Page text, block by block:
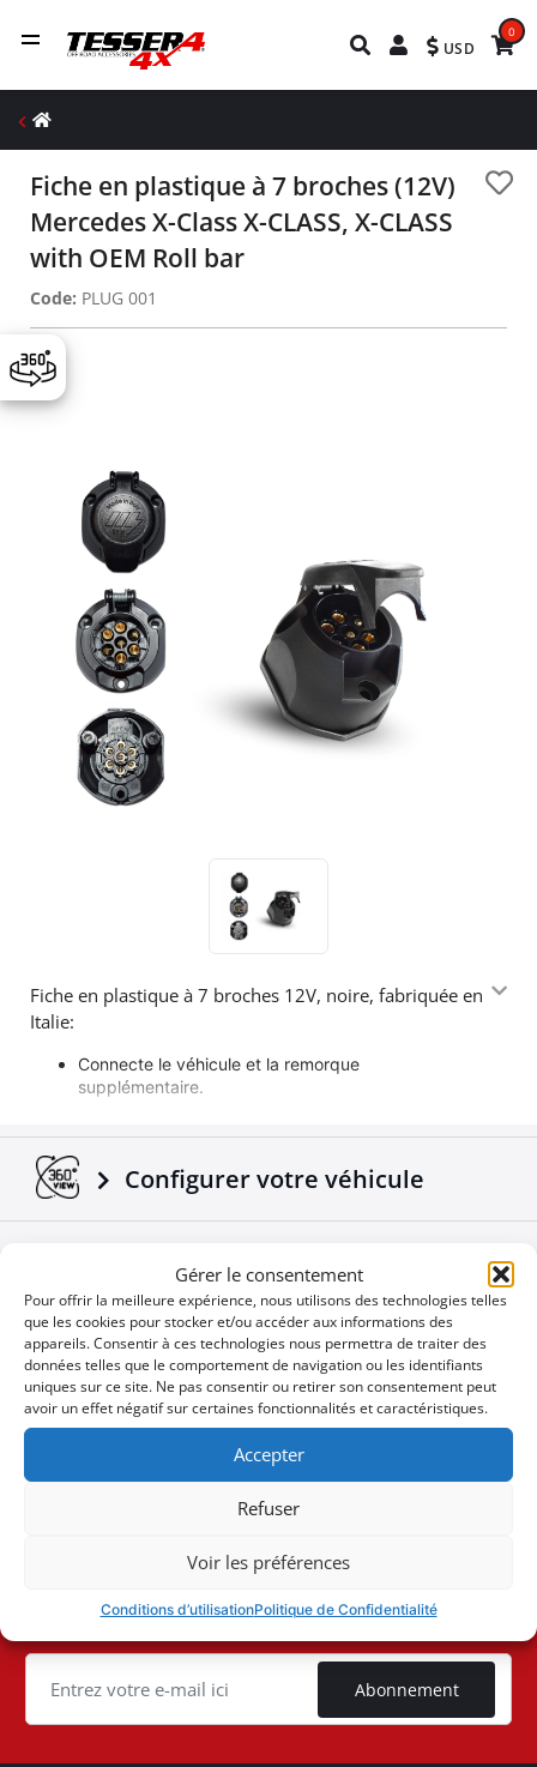
Gérer le consentement
Pour offrir la meilleure expérience, nous utilisons des technologies telles
que les cookies pour stocker et/ou accéder aux informations des
appareils. Consentir à ces technologies nous permettra de traiter des
données telles que le comportement de navigation ou les identifiants
uniques sur ce site. Ne pas consentir ou retirer son consentement peut
avoir un effet négatif sur certaines fonctionnalités et caractéristiques.
Accepter
Refuser
Voir les préférences
Conditions d’utilisationPolitique de Confidentialité
USD
0
Fiche en plastique à 7 broches (12V)
Mercedes X-Class X-CLASS, X-CLASS
with OEM Roll bar
Code: PLUG 001
Fiche en plastique à 7 broches 12V, noire, fabriquée en
Italie:
Connecte le véhicule et la remorque
supplémentaire.
véhicule à la remorque.
Adaptable sur tous les camions / remorques.
Fabriqué selon les normes européennes.
gamme déjà réussie des accessoires Tessera4x4.
Configurer votre véhicule
Manuels
Nouvelles de l'Entreprise
Offres spéciales
Cookie
Vous ne voulez pas manquer une
occasion
Abonnement